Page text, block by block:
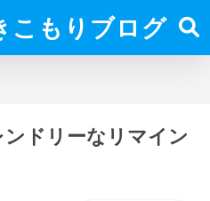
こもりブログ
ンドリーなリマイン